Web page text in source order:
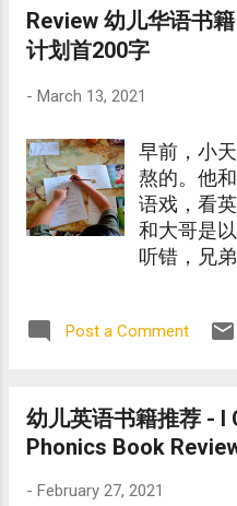
Review 幼儿华语书
计划首200字
- March 13, 2021
早前，小
熬的。他
语戏，看
和大哥是
听错，兄
Post a Comment
幼儿英语书籍推荐 - I
Phonics Book
- February 27, 2021